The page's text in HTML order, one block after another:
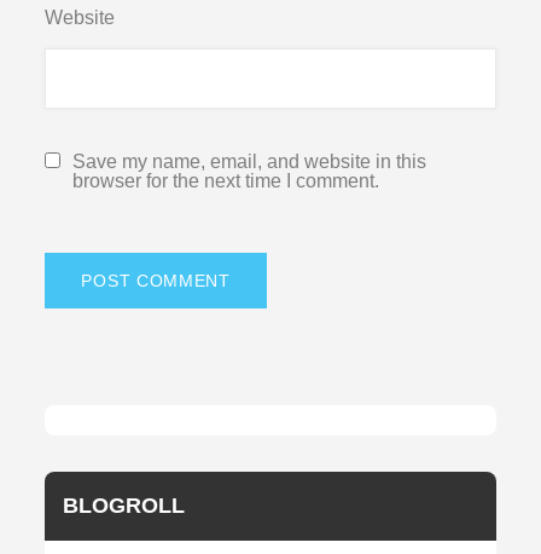
Website
Save my name, email, and website in this
browser for the next time I comment.
BLOGROLL